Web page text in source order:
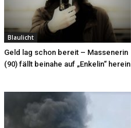
Blaulicht
Geld lag schon bereit – Massenerin
(90) fällt beinahe auf „Enkelin“ herein